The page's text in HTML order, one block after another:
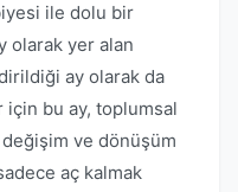
ile dolu bir
olarak yer alan
ay olarak da
için bu ay, toplumsal
ve dönüşüm
aç kalmak